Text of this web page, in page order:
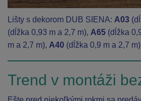
Lišty s dekorom DUB SIENA: A03
(dĺžka 0,93 m a 2,7 m), A65 (dĺžka
m a 2,7 m), A40 (dĺžka 0,9 m a 2,7 m)
Trend v montáži